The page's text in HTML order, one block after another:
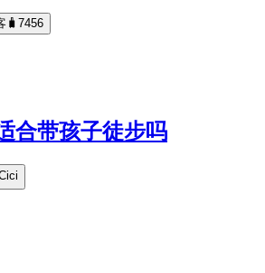
🧳7456
合带孩子徒步吗